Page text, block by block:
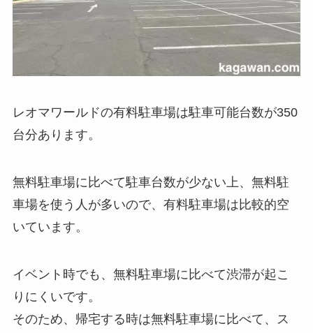
レオマワールドの有料駐車場は駐車可能台数が350
台分あります。
無料駐車場に比べて駐車台数が少ない上、無料駐
車場を使う人が多いので、有料駐車場は比較的空
いています。
イベント時でも、無料駐車場に比べて渋滞が起こ
りにくいです。
そのため、帰宅する時は無料駐車場に比べて、ス